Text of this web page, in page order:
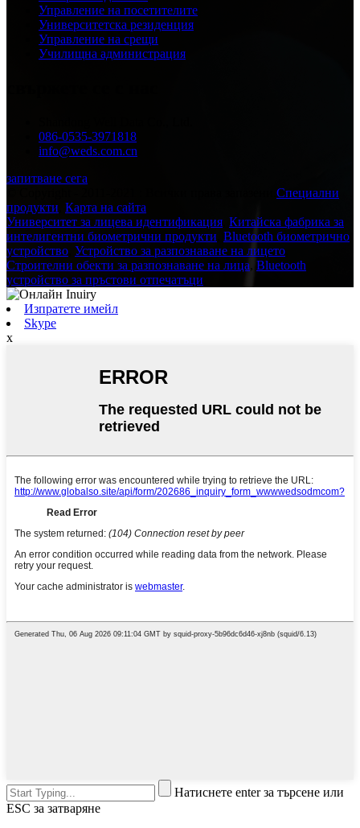
Управление на посетителите
Университетска резиденция
Управление на срещи
Училищна администрация
086-0535-3971818
info@weds.com.cn
запитване сега
Специални
продукти Карта на сайта
Университет за лицева идентификация Китайска фабрика за
интелигентни биометрични продукти Bluetooth биометрично
устройство Устройство за разпознаване на лицето
Строителни обекти за разпознаване на лица Bluetooth
устройство за пръстови отпечатъци
Изпратете имейл
Skype
x
Натиснете enter за търсене или
ESC за затваряне